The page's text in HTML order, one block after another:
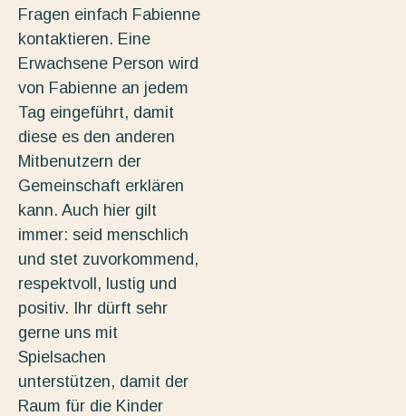
Fragen einfach Fabienne
kontaktieren. Eine
Erwachsene Person wird
von Fabienne an jedem
Tag eingeführt, damit
diese es den anderen
Mitbenutzern der
Gemeinschaft erklären
kann. Auch hier gilt
immer: seid menschlich
und stet zuvorkommend,
respektvoll, lustig und
positiv. Ihr dürft sehr
gerne uns mit
Spielsachen
unterstützen, damit der
Raum für die Kinder